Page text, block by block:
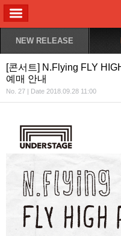
NEW RELEASE
[콘서트] N.Flying FLY
예매 안내
No. 27 | Date 2018.09.28 11:00